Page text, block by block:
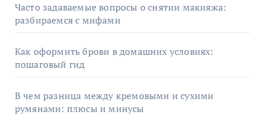
Часто задаваемые вопросы о снятии макияжа:
разбираемся с мифами
Как оформить брови в домашних условиях:
пошаговый гид
В чем разница между кремовыми и сухими
румянами: плюсы и минусы